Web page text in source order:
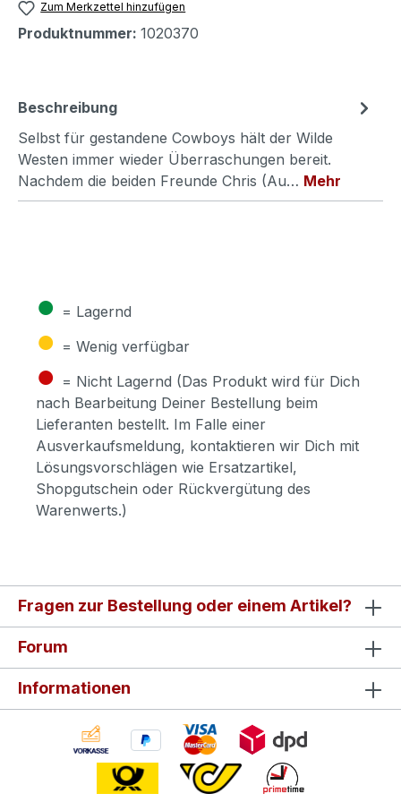
Zum Merkzettel hinzufügen
Produktnummer: 1020370
Beschreibung
Selbst für gestandene Cowboys hält der Wilde
Westen immer wieder Überraschungen bereit.
Nachdem die beiden Freunde Chris (Au… Mehr
● = Lagernd
● = Wenig verfügbar
● = Nicht Lagernd (Das Produkt wird für Dich
nach Bearbeitung Deiner Bestellung beim
Lieferanten bestellt. Im Falle einer
Ausverkaufsmeldung, kontaktieren wir Dich mit
Lösungsvorschlägen wie Ersatzartikel,
Shopgutschein oder Rückvergütung des
Warenwerts.)
Fragen zur Bestellung oder einem Artikel?
Forum
Informationen